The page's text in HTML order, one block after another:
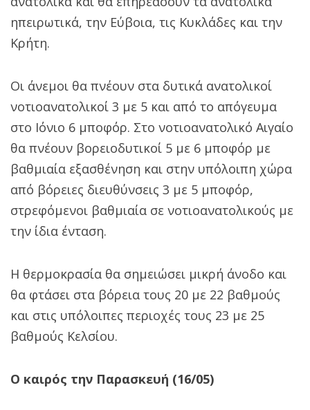
ηπειρωτικά, την Εύβοια, τις Κυκλάδες και την
Κρήτη.
Οι άνεμοι θα πνέουν στα δυτικά ανατολικοί
νοτιοανατολικοί 3 με 5 και από το απόγευμα
στο Ιόνιο 6 μποφόρ. Στο νοτιοανατολικό Αιγαίο
θα πνέουν βορειοδυτικοί 5 με 6 μποφόρ με
βαθμιαία εξασθένηση και στην υπόλοιπη χώρα
από βόρειες διευθύνσεις 3 με 5 μποφόρ,
στρεφόμενοι βαθμιαία σε νοτιοανατολικούς με
την ίδια ένταση.
Η θερμοκρασία θα σημειώσει μικρή άνοδο και
θα φτάσει στα βόρεια τους 20 με 22 βαθμούς
και στις υπόλοιπες περιοχές τους 23 με 25
βαθμούς Κελσίου.
Ο καιρός την Παρασκευή (16/05)